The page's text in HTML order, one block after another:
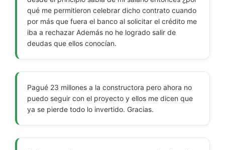
qué me permitieron celebrar dicho contrato cuando
por más que fuera el banco al solicitar el crédito me
iba a rechazar Además no he logrado salir de
deudas que ellos conocían.
Pagué 23 millones a la constructora pero ahora no
puedo seguir con el proyecto y ellos me dicen que
ya se pierde todo lo invertido. Gracias.